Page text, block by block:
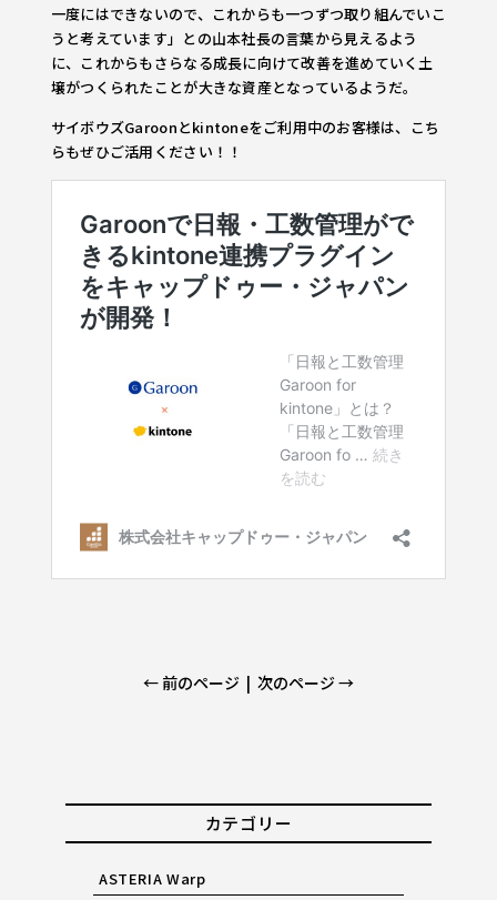
一度にはできないので、これからも一つずつ取り組んでいこ
うと考えています」との山本社長の言葉から見えるよう
に、これからもさらなる成長に向けて改善を進めていく土
壌がつくられたことが大きな資産となっているようだ。
サイボウズGaroonとkintoneをご利用中のお客様は、こち
らもぜひご活用ください！！
← 前のページ | 次のページ →
カテゴリー
ASTERIA Warp